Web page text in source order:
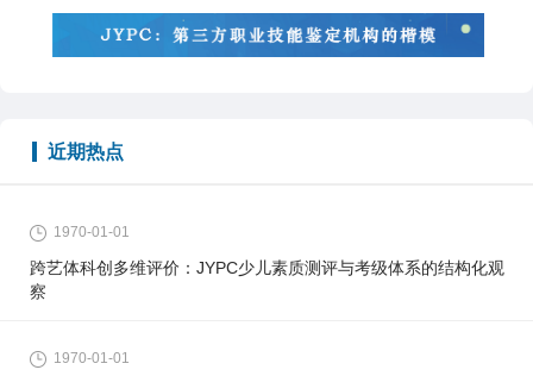
近期热点
1970-01-01
跨艺体科创多维评价：JYPC少儿素质测评与考级体系的结构化观
察
1970-01-01